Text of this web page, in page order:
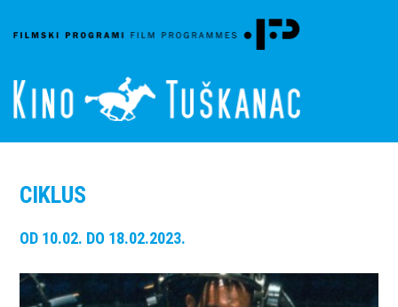
CIKLUS
OD 10.02. DO 18.02.2023.